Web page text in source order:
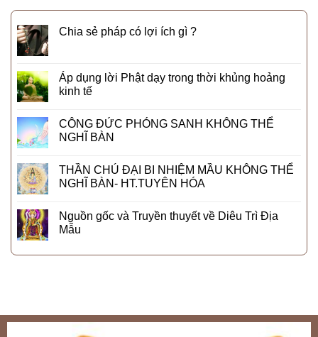
Chia sẻ pháp có lợi ích gì ?
Áp dụng lời Phật dạy trong thời khủng hoảng
kinh tế
CÔNG ĐỨC PHÓNG SANH KHÔNG THỂ
NGHĨ BÀN
THẦN CHÚ ĐẠI BI NHIỆM MẦU KHÔNG THỂ
NGHĨ BÀN- HT.TUYÊN HÓA
Nguồn gốc và Truyền thuyết về Diêu Trì Địa
Mẫu